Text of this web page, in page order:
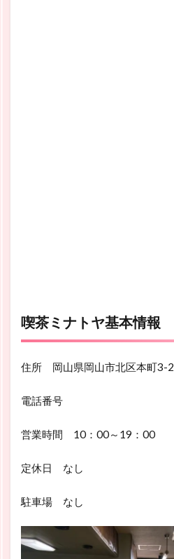
喫茶ミナトヤ基本情報
住所 岡山県岡山市北区本町3-2
電話番号
営業時間 10：00～19：00
定休日 なし
駐車場 なし